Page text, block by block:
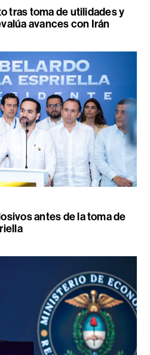
tras toma de utilidades y
avances con Irán
antes de la toma de